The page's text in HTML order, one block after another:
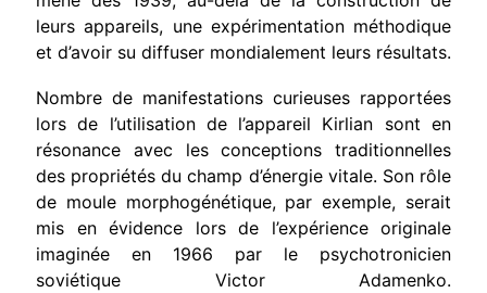
leurs appareils, une expérimentation méthodique
et d’avoir su diffuser mondialement leurs résultats.
Nombre de manifestations curieuses rapportées
lors de l’utilisa­tion de l’appareil Kirlian sont en
résonance avec les conceptions tra­ditionnelles
des propriétés du champ d’énergie vitale. Son rôle
de moule morphogénétique, par exemple, serait
mis en évidence lors de l’expérience originale
imaginée en 1966 par le psychotronicien
soviétique Victor Adamenko.